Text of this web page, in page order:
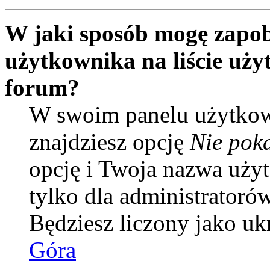
W jaki sposób mogę
użytkownika na liście
forum?
W swoim panelu
znajdziesz opcję Nie
opcję i Twoja nazwa
tylko dla
Będziesz liczony jako
Góra